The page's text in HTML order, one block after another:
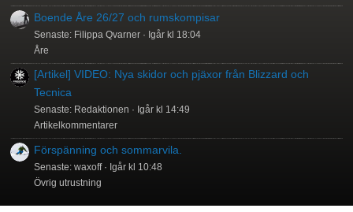
Boende Åre 26/27 och rumskompisar
Senaste: Filippa Qvarner
Igår kl 18:04
Åre
[Artikel] VIDEO: Nya skidor och pjäxor från Blizzard och
Tecnica
Senaste: Redaktionen
Igår kl 14:49
Artikelkommentarer
Förspänning och sommarvila.
Senaste: waxoff
Igår kl 10:48
Övrig utrustning